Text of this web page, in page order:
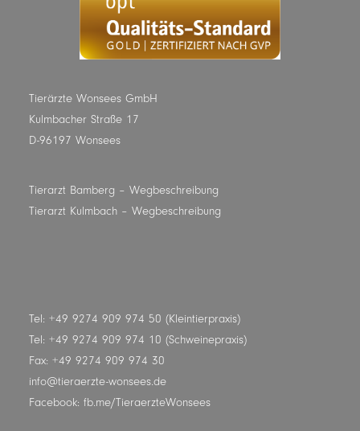
Tierärzte Wonsees GmbH
Kulmbacher Straße 17
D-96197 Wonsees
Tierarzt Bamberg – Wegbeschreibung
Tierarzt Kulmbach – Wegbeschreibung
Tel: +49 9274 909 974 50 (Kleintierpraxis)
Tel: +49 9274 909 974 10 (Schweinepraxis)
Fax: +49 9274 909 974 30
info@tieraerzte-wonsees.de
Facebook: fb.me/TieraerzteWonsees